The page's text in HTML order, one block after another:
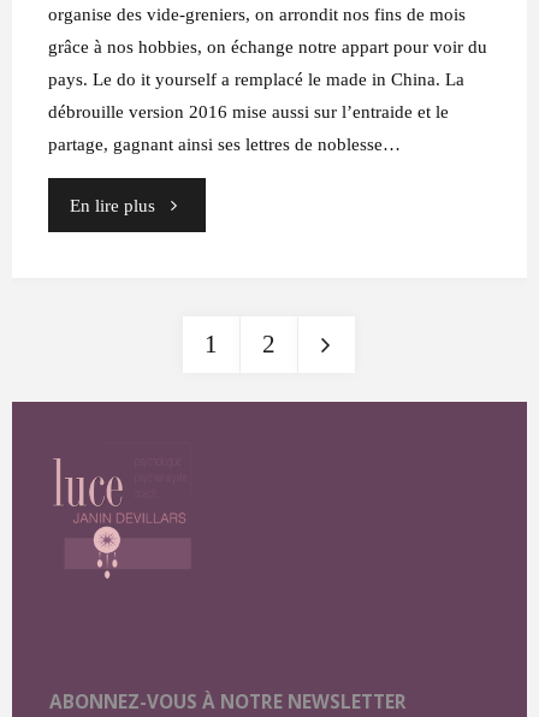
organise des vide-greniers, on arrondit nos fins de mois
grâce à nos hobbies, on échange notre appart pour voir du
pays. Le do it yourself a remplacé le made in China. La
débrouille version 2016 mise aussi sur l’entraide et le
partage, gagnant ainsi ses lettres de noblesse…
En lire plus"« Débrouillologie »
Pagination
des
1 2
ABONNEZ-VOUS À NOTRE NEWSLETTER